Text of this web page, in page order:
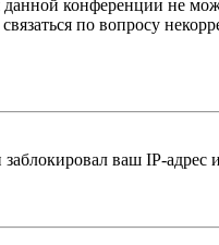
конференции не
по вопросу
ваш IP-адрес